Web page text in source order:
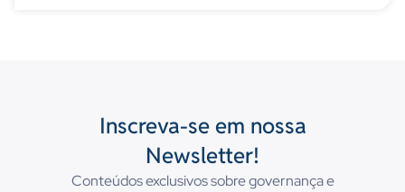
Inscreva-se em nossa
Newsletter!
Conteúdos exclusivos sobre governança e